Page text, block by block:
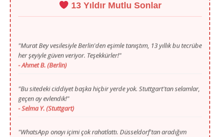
13 Yıldır Mutlu Sonlar
"Bu sitedeki ciddiyet başka hiçbir yerde yok. Stuttgart'tan selamlar,
"WhatsApp onayı içimi çok rahatlattı. Düsseldorf'tan aradığım